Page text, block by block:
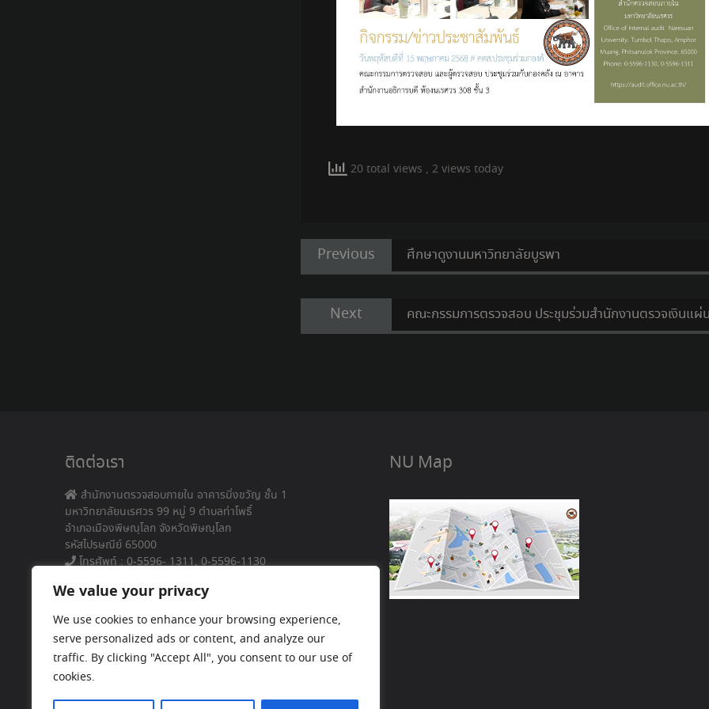
We value your privacy
We use cookies to enhance your browsing experience,
serve personalized ads or content, and analyze our
traffic. By clicking "Accept All", you consent to our use of
cookies.
20 total views , 2 views today
แนะแนว
เรื่อง
Previous
Previous
post:
ศึกษาดูงานมหาวิทยาลัยบูรพา
Next
post:
คณะกรรมการตรวจสอบ ประชุมร่วมสำนักงานตรวจเงินแผ่
ติดต่อเรา
สำนักงานตรวจสอบภายใน อาคารมิ่งขวัญ ชั้น 1
มหาวิทยาลัยนเรศวร 99 หมู่ 9 ตำบลท่าโพธิ์
อำเภอเมืองพิษณุโลก จังหวัดพิษณุโลก
รหัสไปรษณีย์ 65000
โทรศัพท์ : 0-5596- 1311, 0-5596-1130
NU Map